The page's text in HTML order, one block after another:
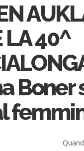
LA 40^
Boner